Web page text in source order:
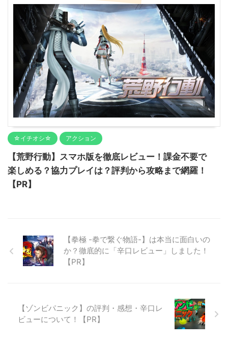
☆イチオシ☆ アクション
【荒野行動】スマホ版を徹底レビュー！課金不要で
楽しめる？協力プレイは？評判から攻略まで網羅！
【PR】
【拳極 -拳で繋ぐ物語-】は本当に面白いの
か？徹底的に「辛口レビュー」しました！
【PR】
【ゾンビパニック】の評判・感想・辛口レ
ビューについて！【PR】